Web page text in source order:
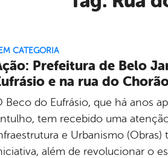
CATEGORIA
Prefeitura de Belo
e na rua do
Beco do Eufrásio, que há anos
tem recebido uma
e Urbanismo
além de revolucionar o